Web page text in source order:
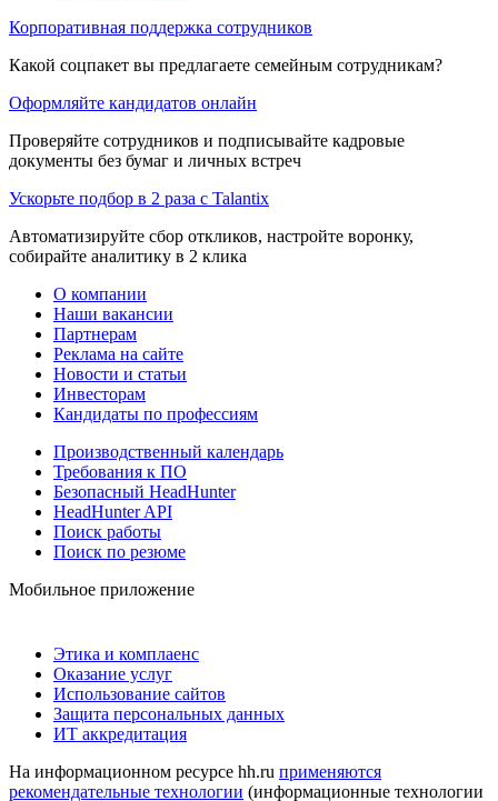
Корпоративная поддержка сотрудников
Какой соцпакет вы предлагаете семейным сотрудникам?
Оформляйте кандидатов онлайн
Проверяйте сотрудников и подписывайте кадровые
документы без бумаг и личных встреч
Ускорьте подбор в 2 раза с Talantix
Автоматизируйте сбор откликов, настройте воронку,
собирайте аналитику в 2 клика
О компании
Наши вакансии
Партнерам
Реклама на сайте
Новости и статьи
Инвесторам
Кандидаты по профессиям
Производственный календарь
Требования к ПО
Безопасный HeadHunter
HeadHunter API
Поиск работы
Поиск по резюме
Мобильное приложение
Этика и комплаенс
Оказание услуг
Использование сайтов
Защита персональных данных
ИТ аккредитация
На информационном ресурсе hh.ru применяются
рекомендательные технологии (информационные технологии